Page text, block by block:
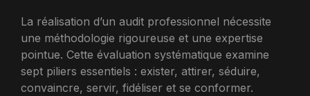
La réalisation d’un audit professionnel nécessite
une méthodologie rigoureuse et une expertise
pointue. Cette évaluation systématique examine
sept piliers essentiels : exister, attirer, séduire,
convaincre, servir, fidéliser et se conformer.